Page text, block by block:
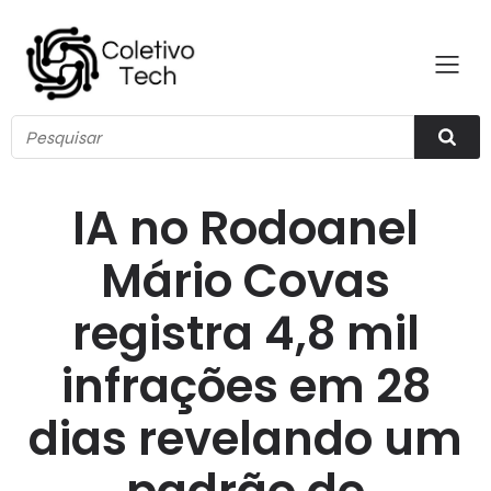
IA no Rodoanel
Mário Covas
registra 4,8 mil
infrações em 28
dias revelando um